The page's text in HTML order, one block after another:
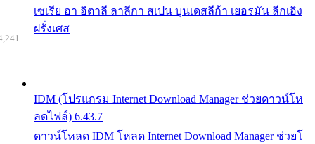
เซเรีย อา อิตาลี ลาลีกา สเปน บุนเดสลีก้า เยอรมัน ลีกเอิง
ฝรั่งเศส
IDM (โปรแกรม Internet Download Manager ช่วยดาวน์โห
ลดไฟล์) 6.43.7
ดาวน์โหลด IDM โหลด Internet Download Manager ช่วยโ